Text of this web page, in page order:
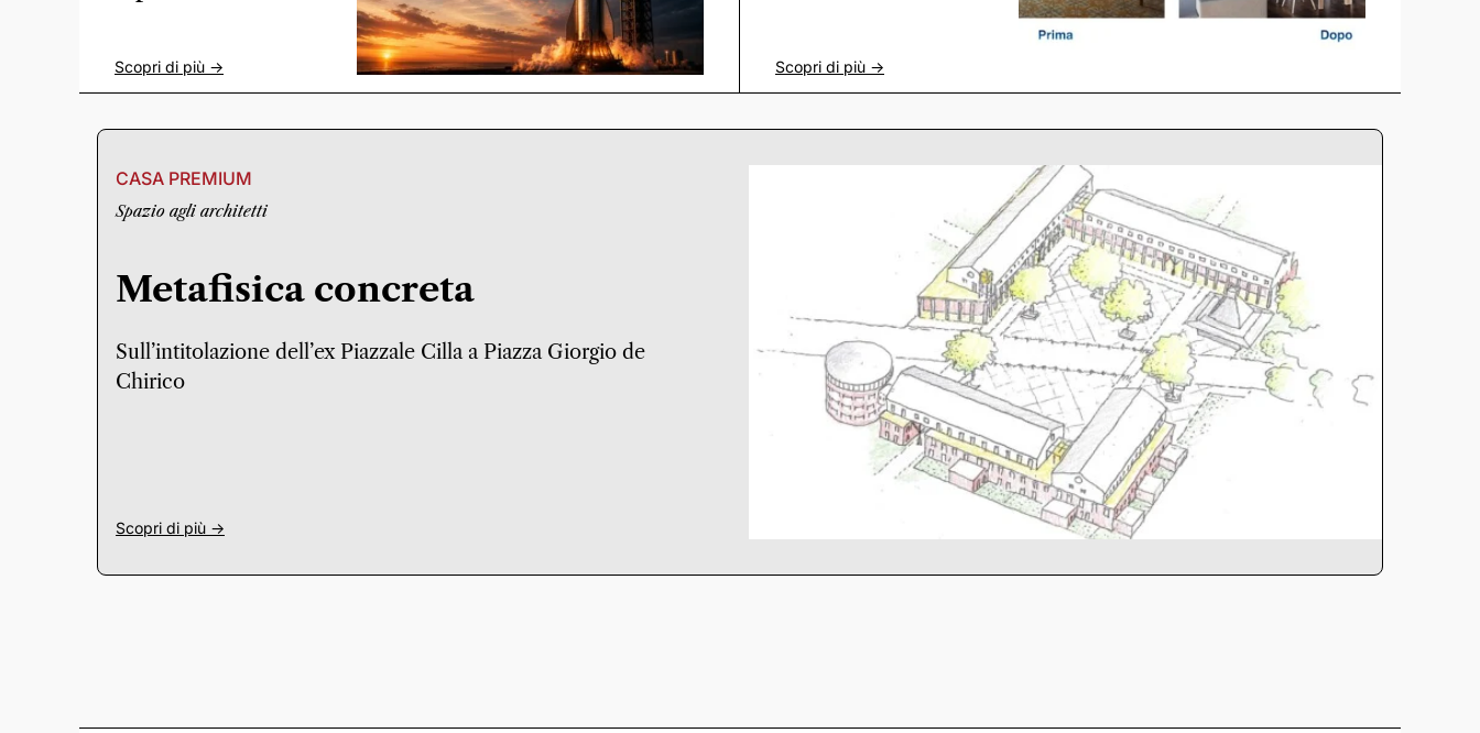
Scopri di più -> Scopri di più ->
CASA PREMIUM
Spazio agli architetti
Metafisica concreta
Sull’intitolazione dell’ex Piazzale Cilla a Piazza Giorgio de
Chirico
Scopri di più ->